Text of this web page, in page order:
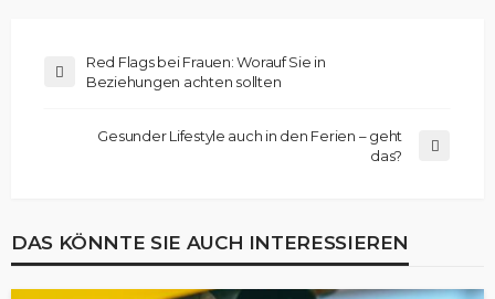
Red Flags bei Frauen: Worauf Sie in
Beziehungen achten sollten
Gesunder Lifestyle auch in den Ferien – geht
das?
DAS KÖNNTE SIE AUCH INTERESSIEREN